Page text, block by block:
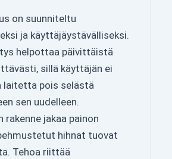
on suunniteltu
ja käyttäjäystävälliseksi.
helpottaa päivittäistä
sillä käyttäjän ei
pois selästä
sen uudelleen.
rakenne jakaa painon
hihnat tuovat
Tehoa riittää